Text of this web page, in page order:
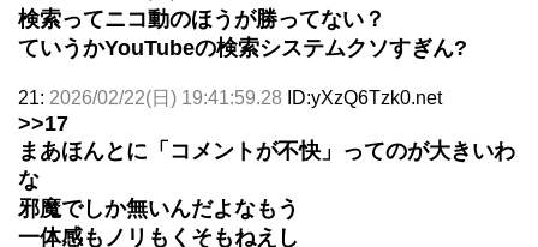
検索ってニコ動のほうが勝ってない？
ていうかYouTubeの検索システムクソすぎん?
21: 2026/02/22(日) 19:41:59.28 ID:yXzQ6Tzk0.net
>>17
まあほんとに「コメントが不快」ってのが大きいわ
な
邪魔でしか無いんだよなもう
一体感もノリもくそもねえし